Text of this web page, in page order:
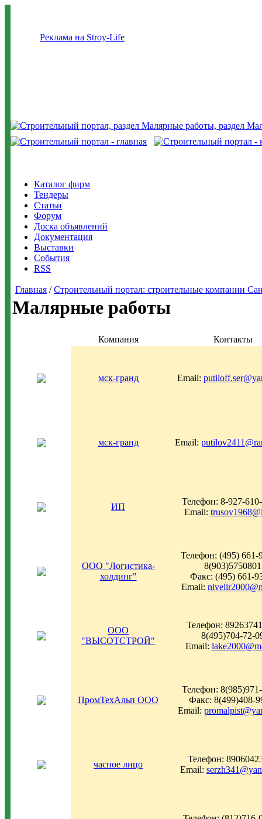
Реклама на Stroy-Life
Каталог фирм
Тендеры
Статьи
Форум
Доска объявлений
Документация
Выставки
События
RSS
Главная /Строительный портал: строительные компании
Малярные работы
Компания Контакты
мск-гранд Email:
мск-гранд Email:
ИП
Телефон: 8-927-
Email:
ООО "Логистика-
холдинг"
Телефон: (495) 661-
8(903)5750801
Факс: (495) 661-
Email:
ООО
"ВЫСОТСТРОЙ"
Телефон:
8(495)704-72-
Email:
ПромТехАльп ООО
Телефон:
Факс: 8(499)408-
Email:
часное лицо
Телефон:
Email: